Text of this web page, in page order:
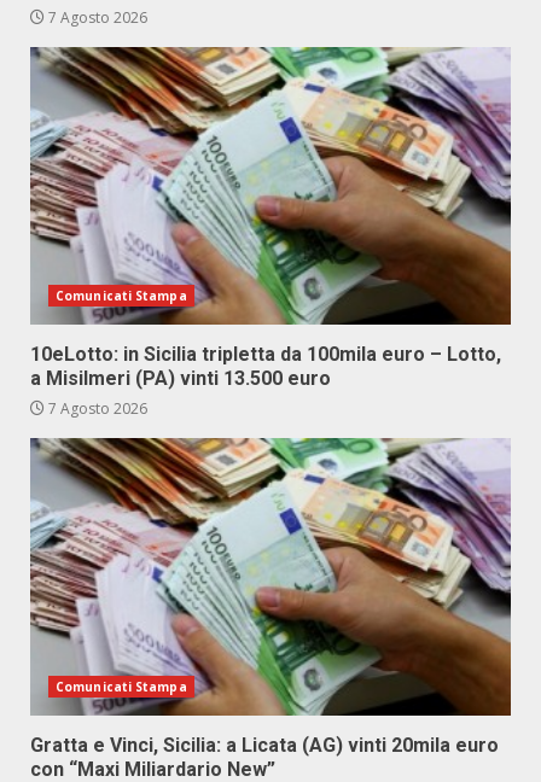
7 Agosto 2026
Comunicati Stampa
10eLotto: in Sicilia tripletta da 100mila euro – Lotto,
a Misilmeri (PA) vinti 13.500 euro
7 Agosto 2026
Comunicati Stampa
Gratta e Vinci, Sicilia: a Licata (AG) vinti 20mila euro
con “Maxi Miliardario New”